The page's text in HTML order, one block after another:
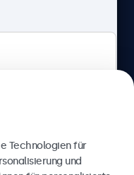
Deutschland
Technologien für
und